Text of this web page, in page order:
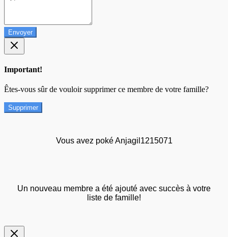
Envoyer
Important!
Êtes-vous sûr de vouloir supprimer ce membre de votre famille?
Supprimer
Vous avez poké Anjagil1215071
Un nouveau membre a été ajouté avec succès à votre
liste de famille!